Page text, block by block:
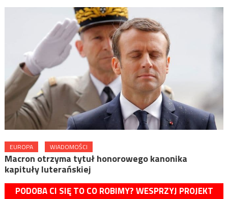
EUROPA WIADOMOŚCI
Macron otrzyma tytuł honorowego kanonika
kapituły luterańskiej
PODOBA CI SIĘ TO CO ROBIMY? WESPRZYJ PROJEKT